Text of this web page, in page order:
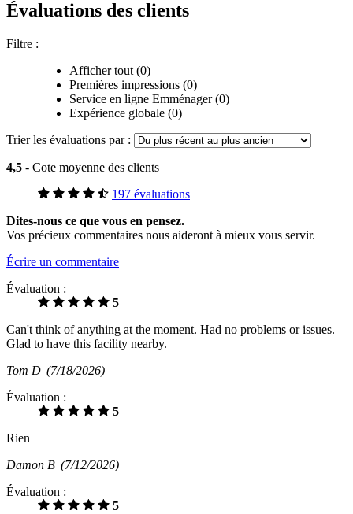
Évaluations des clients
Filtre :
Afficher tout (0)
Premières impressions (0)
Service en ligne Emménager (0)
Expérience globale (0)
Trier les évaluations par :
4,5 - Cote moyenne des clients
197 évaluations
Dites-nous ce que vous en pensez.
Vos précieux commentaires nous aideront à mieux vous servir.
Écrire un commentaire
Évaluation :
5
Can't think of anything at the moment. Had no problems or issues.
Glad to have this facility nearby.
Tom D (7/18/2026)
Évaluation :
5
Rien
Damon B (7/12/2026)
Évaluation :
5